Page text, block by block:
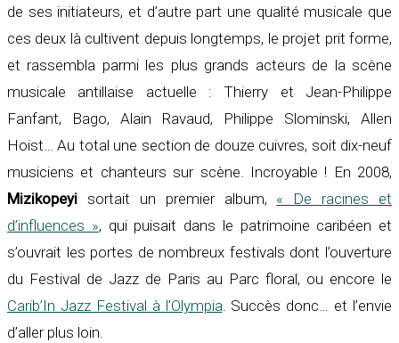
de ses initiateurs, et d’autre part une qualité musicale que
ces deux là cultivent depuis longtemps, le projet prit forme,
et rassembla parmi les plus grands acteurs de la scène
musicale antillaise actuelle : Thierry et Jean-Philippe
Fanfant, Bago, Alain Ravaud, Philippe Slominski, Allen
Hoist… Au total une section de douze cuivres, soit dix-neuf
musiciens et chanteurs sur scène. Incroyable ! En 2008,
Mizikopeyi sortait un premier album, « De racines et
d’influences », qui puisait dans le patrimoine caribéen et
s’ouvrait les portes de nombreux festivals dont l’ouverture
du Festival de Jazz de Paris au Parc floral, ou encore le
Carib’In Jazz Festival à l’Olympia. Succès donc… et l’envie
d’aller plus loin.